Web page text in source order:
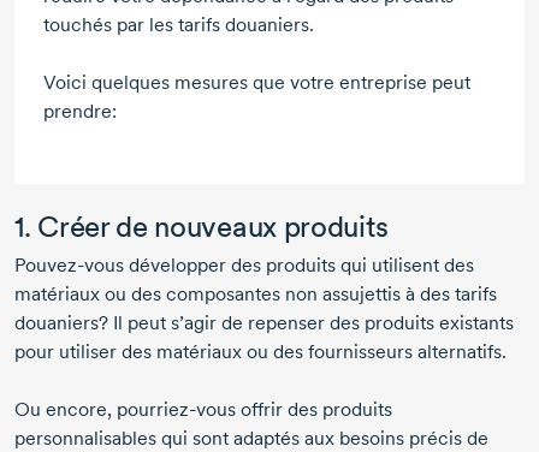
touchés par les tarifs douaniers.
Voici quelques mesures que votre entreprise peut
prendre:
1. Créer de nouveaux produits
Pouvez-vous développer des produits qui utilisent des
matériaux ou des composantes non assujettis à des tarifs
douaniers? Il peut s’agir de repenser des produits existants
pour utiliser des matériaux ou des fournisseurs alternatifs.
Ou encore, pourriez-vous offrir des produits
personnalisables qui sont adaptés aux besoins précis de